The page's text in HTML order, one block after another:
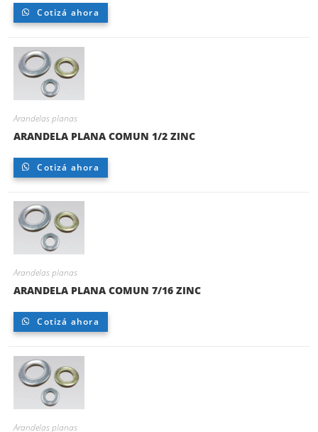
Cotizá ahora
Arandelas planas
ARANDELA PLANA COMUN 1/2 ZINC
Cotizá ahora
Arandelas planas
ARANDELA PLANA COMUN 7/16 ZINC
Cotizá ahora
Arandelas planas